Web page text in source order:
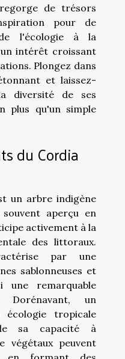
de trésors
pour de
l'écologie à la
intérêt croissant
Plongez dans
et laissez-
diversité de ses
plus qu'un simple
du Cordia
un arbre indigène
aperçu en
activement à la
des littoraux.
par une
sablonneuses et
une remarquable
Dorénavant, un
écologie tropicale
sa capacité à
végétaux peuvent